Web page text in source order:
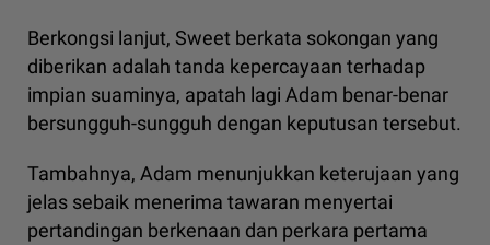
Berkongsi lanjut, Sweet berkata sokongan yang
diberikan adalah tanda kepercayaan terhadap
impian suaminya, apatah lagi Adam benar-benar
bersungguh-sungguh dengan keputusan tersebut.
Tambahnya, Adam menunjukkan keterujaan yang
jelas sebaik menerima tawaran menyertai
pertandingan berkenaan dan perkara pertama